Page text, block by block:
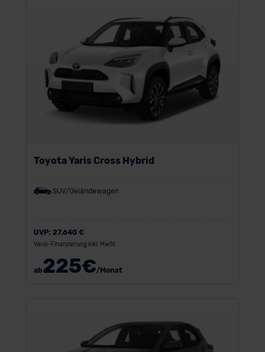
Toyota Yaris Cross Hybrid
SUV/Geländewagen
UVP: 27.640 €
Vario-Finanzierung inkl. MwSt.
ab225€/Monat